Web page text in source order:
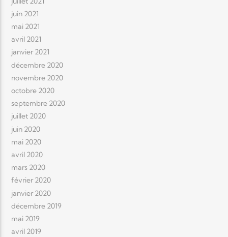
juin 2021
mai 2021
avril 2021
janvier 2021
décembre 2020
novembre 2020
octobre 2020
septembre 2020
juillet 2020
juin 2020
mai 2020
avril 2020
mars 2020
février 2020
janvier 2020
décembre 2019
mai 2019
avril 2019